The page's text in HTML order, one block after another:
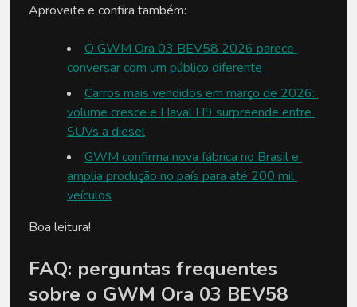
Aproveite e confira também:
O GWM Ora 03 BEV58 2026 parece
conversar com um público diferente
Carros mais vendidos em março de 2026:
volume cresce e Haval H9 surpreende entre
SUVs a diesel
GWM confirma nova fábrica no Brasil e
amplia produção no país para até 200 mil
veículos
Boa leitura!
FAQ: perguntas frequentes
sobre o GWM Ora 03 BEV58